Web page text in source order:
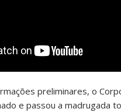
preliminares, o
e passou a madrugada